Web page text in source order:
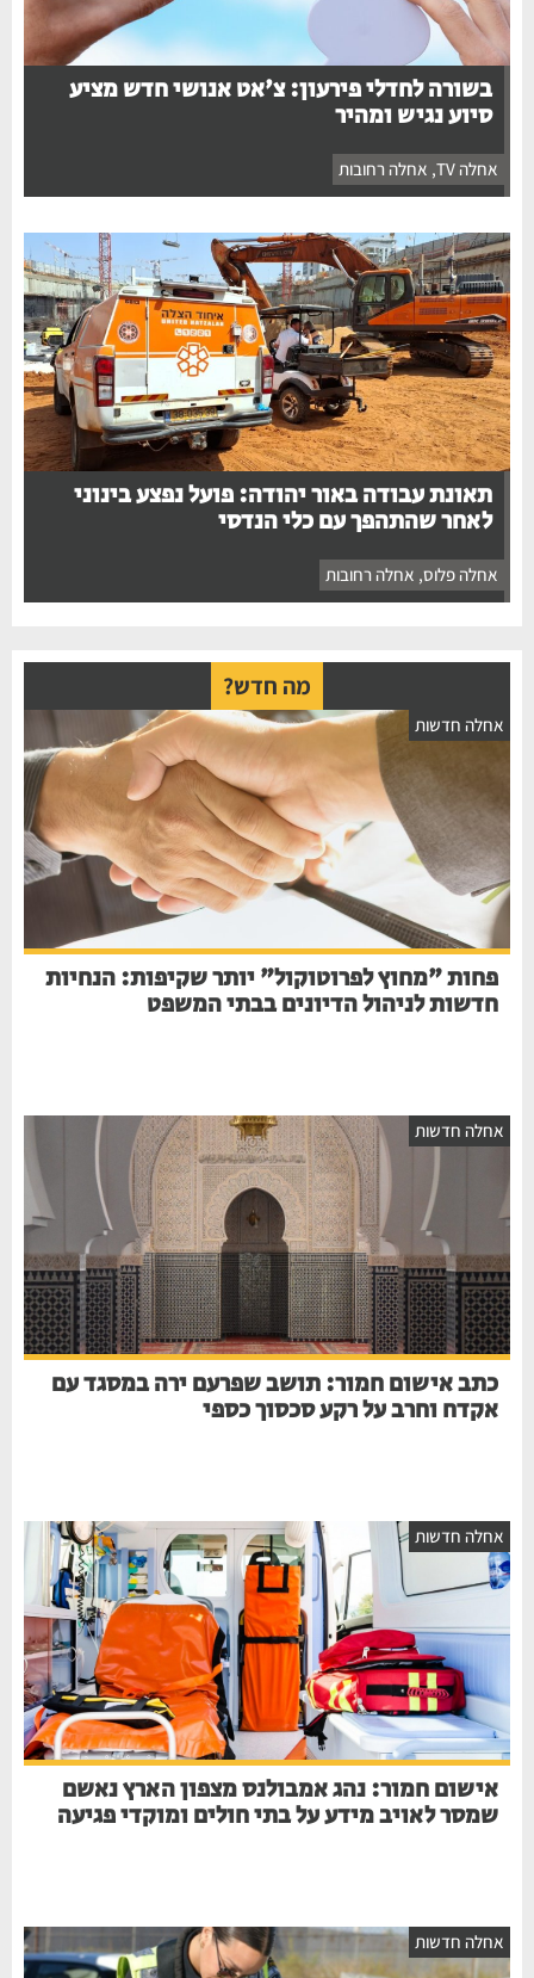
בשורה לחדלי פירעון: צ'אט אנושי חדש מציע
סיוע נגיש ומהיר
אחלה TV , אחלה רחובות
תאונת עבודה באור יהודה: פועל נפצע בינוני
לאחר שהתהפך עם כלי הנדסי
אחלה פלוס, אחלה רחובות
מה חדש?
אחלה חדשות
פחות "מחוץ לפרוטוקול" יותר שקיפות: הנחיות
חדשות לניהול הדיונים בבתי המשפט
אחלה חדשות
כתב אישום חמור: תושב שפרעם ירה במסגד עם
אקדח וחרב על רקע סכסוך כספי
אחלה חדשות
אישום חמור: נהג אמבולנס מצפון הארץ נאשם
שמסר לאויב מידע על בתי חולים ומוקדי פגיעה
אחלה חדשות